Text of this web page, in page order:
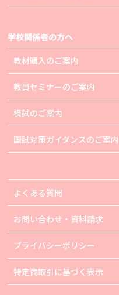
学校関係者の方へ
教材購入のご案内
教員セミナーのご案内
模試のご案内
国試対策ガイダンスのご案内
よくある質問
お問い合わせ・資料請求
プライバシーポリシー
特定商取引に基づく表示